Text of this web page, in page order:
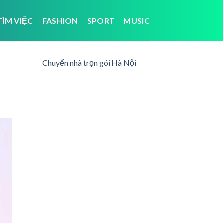
VIỆC FASHION SPORT MUSIC
Chuyển nhà trọn gói Hà Nội